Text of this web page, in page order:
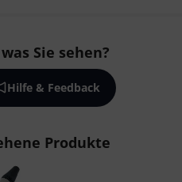
Sie sehen?
Hilfe & Feedback
Produkte